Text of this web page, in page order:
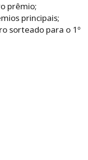
prêmio;
principais;
sorteado para o 1º